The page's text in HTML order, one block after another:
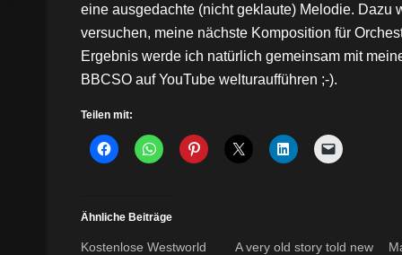
eine ausgedachte (nicht geklaute) Melodie. Dazu
versuchen, meine nächste Komposition für
Ergebnis werde ich natürlich gemeinsam mit
BBCSO auf YouTube welturaufführen ;-).
Teilen mit:
Ähnliche Beiträge
Kostenlose Westworld
A very old story told new